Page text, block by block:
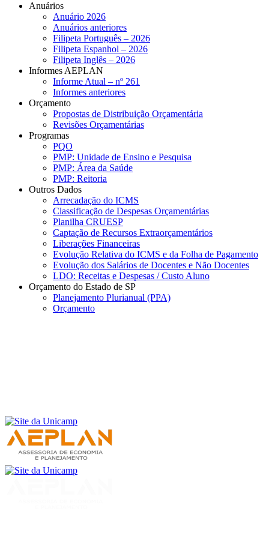
Anuários
Anuário 2026
Anuários anteriores
Filipeta Português – 2026
Filipeta Espanhol – 2026
Filipeta Inglês – 2026
Informes AEPLAN
Informe Atual – nº 261
Informes anteriores
Orçamento
Propostas de Distribuição Orçamentária
Revisões Orçamentárias
Programas
PQO
PMP: Unidade de Ensino e Pesquisa
PMP: Área da Saúde
PMP: Reitoria
Outros Dados
Arrecadação do ICMS
Classificação de Despesas Orçamentárias
Planilha CRUESP
Captação de Recursos Extraorçamentários
Liberações Financeiras
Evolução Relativa do ICMS e da Folha de Pagamento
Evolução dos Salários de Docentes e Não Docentes
LDO: Receitas e Despesas / Custo Aluno
Orçamento do Estado de SP
Planejamento Plurianual (PPA)
Orçamento